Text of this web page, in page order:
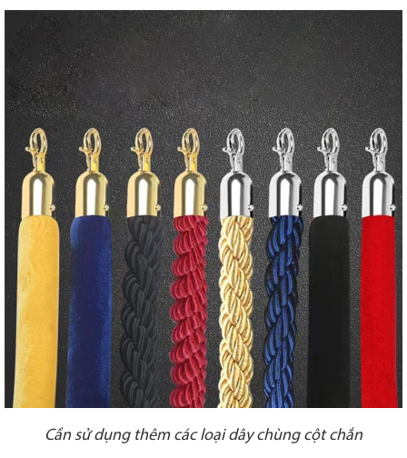
Cần sử dụng thêm các loại dây chùng cột chắn